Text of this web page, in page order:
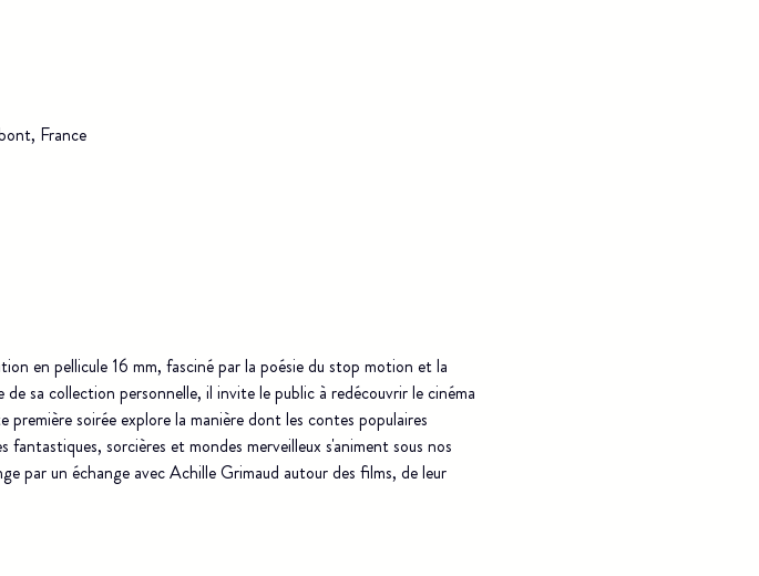
France
en pellicule 16 mm, fasciné par la poésie du stop motion et la
sa collection personnelle, il invite le public à redécouvrir le cinéma
soirée explore la manière dont les contes populaires
sorcières et mondes merveilleux s'animent sous nos
par un échange avec Achille Grimaud autour des films, de leur